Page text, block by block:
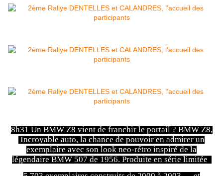
8h31 Un BMW Z8 vient de franchir le portail ? BMW Z8,
Incroyable auto, la chance de pouvoir en admirer un
exemplaire avec son look neo-rétro inspiré de la
légendaire BMW 507 de 1956. Produite en série limitée